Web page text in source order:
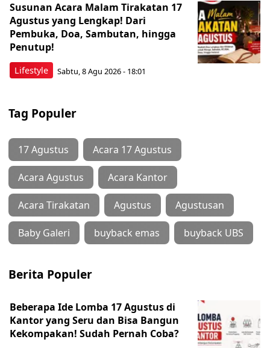
Lifestyle
Susunan Acara Malam Tirakatan 17
Agustus yang Lengkap! Dari
Pembuka, Doa, Sambutan, hingga
Penutup!
Sabtu, 8 Agu 2026 - 18:01
Tag Populer
17 Agustus Acara 17 Agustus
Acara Agustus Acara Kantor
Acara Tirakatan Agustus Agustusan
Baby Galeri buyback emas buyback UBS
Berita Populer
Beberapa Ide Lomba 17 Agustus di
Kantor yang Seru dan Bisa Bangun
Kekompakan! Sudah Pernah Coba?